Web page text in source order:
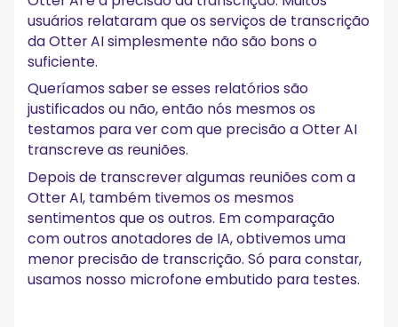
usuários relataram que os serviços de transcrição
da Otter AI simplesmente não são bons o
suficiente.
Queríamos saber se esses relatórios são
justificados ou não, então nós mesmos os
testamos para ver com que precisão a Otter AI
transcreve as reuniões.
Depois de transcrever algumas reuniões com a
Otter AI, também tivemos os mesmos
sentimentos que os outros. Em comparação
com outros anotadores de IA, obtivemos uma
menor precisão de transcrição. Só para constar,
usamos nosso microfone embutido para testes.